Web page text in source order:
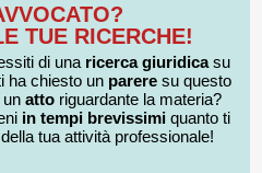
TUE RICERCHE!
di una ricerca giuridicasu
ha chiesto un pareresu questo
un atto riguardante la materia?
in tempi brevissimiquanto ti
tua attività professionale!